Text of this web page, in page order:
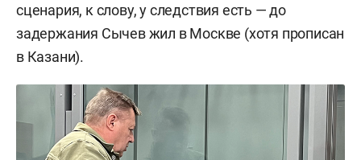
сценария, к слову, у следствия есть — до
задержания Сычев жил в Москве (хотя прописан
в Казани).